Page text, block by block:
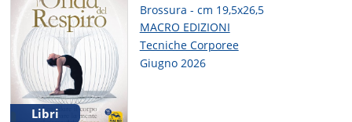
Libri
Brossura - cm 19,5x26,5
MACRO EDIZIONI
Tecniche Corporee
Giugno 2026